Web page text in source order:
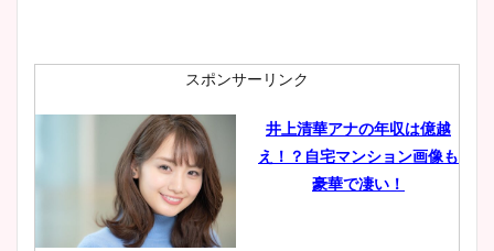
スポンサーリンク
井上清華アナの年収は億越
え！？自宅マンション画像も
豪華で凄い！